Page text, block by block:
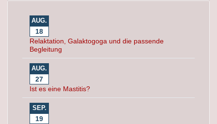
AUG.
18
Relaktation, Galaktogoga und die passende
Begleitung
AUG.
27
Ist es eine Mastitis?
SEP.
19